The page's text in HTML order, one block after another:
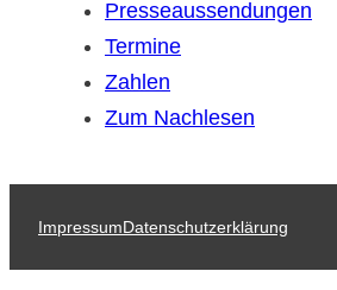
Presseaussendungen
Termine
Zahlen
Zum Nachlesen
ImpressumDatenschutzerklärung